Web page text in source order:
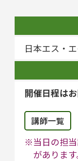
日本エス・
開催日程は
講師一覧
※当日の担
があります